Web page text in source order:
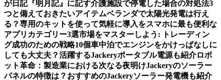
が日記『明月記』に記す介護施設で停電した場合の対処法3
つと備えておきたいアイテムベランダで太陽光発電は行え
る？専用のキットを使って気軽に導入をスマホに最も便利な
アプリカテゴリー3選市場をマスターしよう: トレーディン
グ成功のための戦略10個車中泊でエンジンをかけっぱなしに
しても大丈夫？活躍するJackeryポータブル電源も紹介ロボ
ット革命：製造業における次なる夜明けJackeryのソーラー
パネルの特徴は？おすすめのJackeryソーラー発電機も紹介